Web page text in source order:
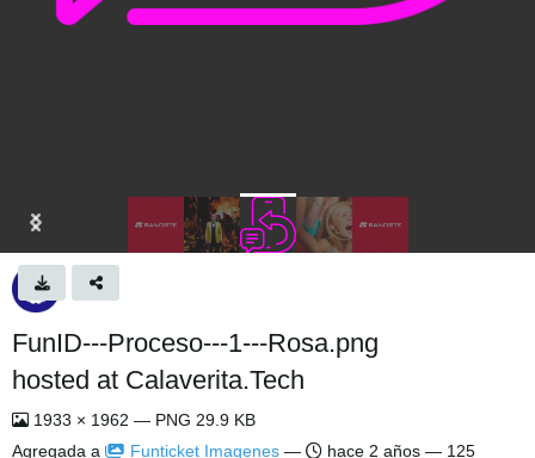
FunID---Proceso---1---Rosa.png
hosted at Calaverita.Tech
1933 × 1962 — PNG 29.9 KB
Agregada a
Funticket Imagenes — hace 2 años — 125